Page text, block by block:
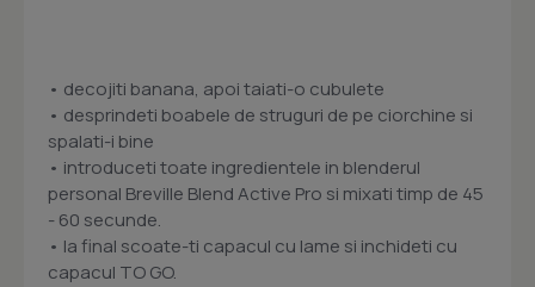
• decojiti banana, apoi taiati-o cubulete
• desprindeti boabele de struguri de pe ciorchine si
spalati-i bine
• introduceti toate ingredientele in blenderul
personal Breville Blend Active Pro si mixati timp de 45
- 60 secunde.
• la final scoate-ti capacul cu lame si inchideti cu
capacul TO GO.